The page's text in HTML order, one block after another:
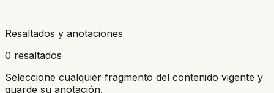
Resaltados y anotaciones
0 resaltados
Seleccione cualquier fragmento del contenido vigente y
guarde su anotación.